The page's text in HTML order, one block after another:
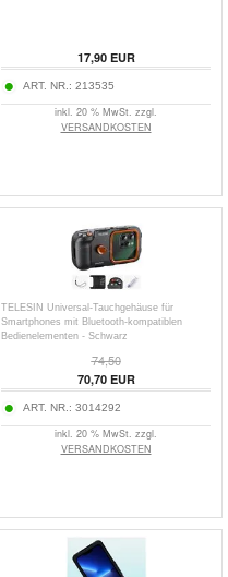
17,90EUR
ART. NR.: 213535
inkl. 20 % MwSt. zzgl.
VERSANDKOSTEN
TELESIN Universal-Tauchgehäuse für
Smartphones mit Bluetooth-kompatiblen
Bedienelementen - Schwarz
74,50
70,70EUR
ART. NR.: 3014292
inkl. 20 % MwSt. zzgl.
VERSANDKOSTEN